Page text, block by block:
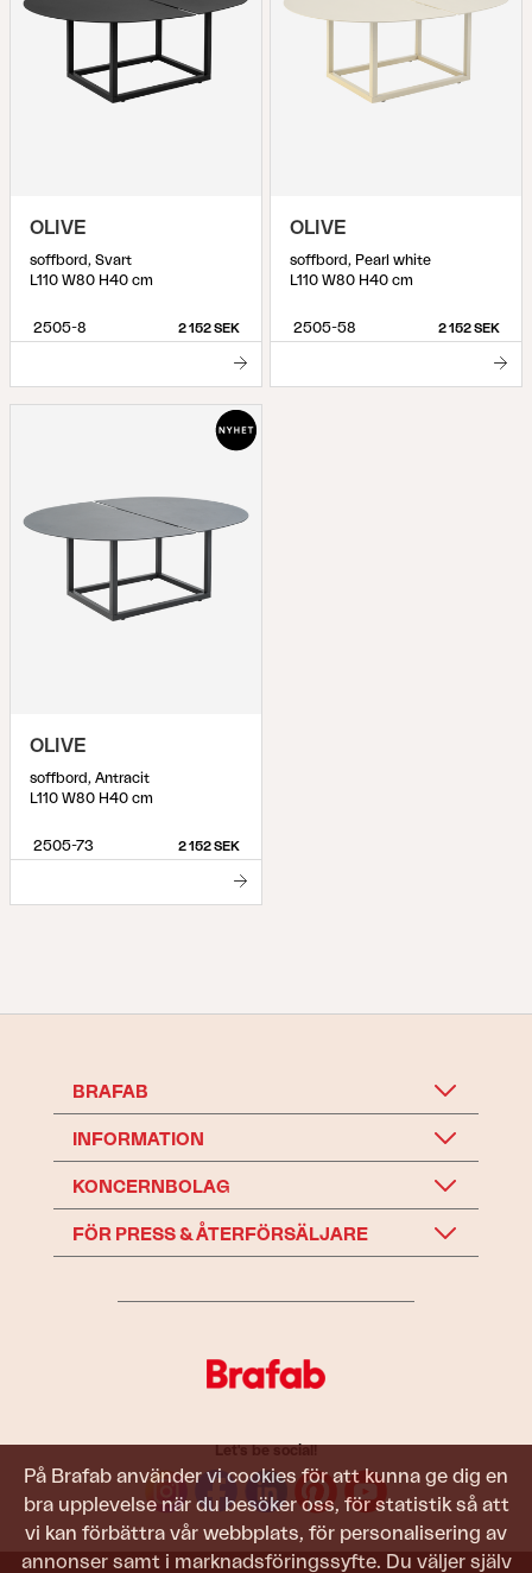
På Brafab använder vi cookies för att kunna ge dig en
bra upplevelse när du besöker oss, för statistik så att
vi kan förbättra vår webbplats, för personalisering av
annonser samt i marknadsföringssyfte. Du väljer själv
OLIVE
soffbord, Svart
L110 W80 H40 cm
2505-8 2 152 SEK
OLIVE
soffbord, Pearl white
L110 W80 H40 cm
2505-58 2 152 SEK
OLIVE
soffbord, Antracit
L110 W80 H40 cm
2505-73 2 152 SEK
BRAFAB
INFORMATION
KONCERNBOLAG
FÖR PRESS & ÅTERFÖRSÄLJARE
Let's be social!